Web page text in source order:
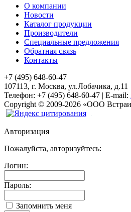
О компании
Новости
Каталог продукции
Производители
Специальные предложения
Обратная связь
Контакты
+7 (495) 648-60-47
107113, г. Москва, ул.Лобачика, д.11
Телефон: +7 (495) 648-60-47 | E-mail:
Copyright © 2009-2026 «ООО
Авторизация
Пожалуйста, авторизуйтесь:
Логин:
Пароль:
Запомнить меня